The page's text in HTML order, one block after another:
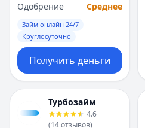
Одобрение
Среднее
Займ онлайн 24/7
Круглосуточно
Получить деньги
Турбозайм
4.6
(14отзывов)